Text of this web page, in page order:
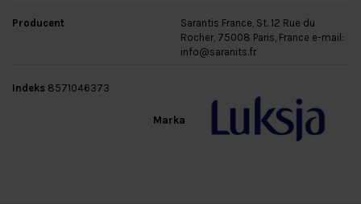
Producent
Sarantis France, St. 12 Rue du
Rocher, 75008 Paris, France e-mail:
info@saranits.fr
Marka
Indeks 8571046373